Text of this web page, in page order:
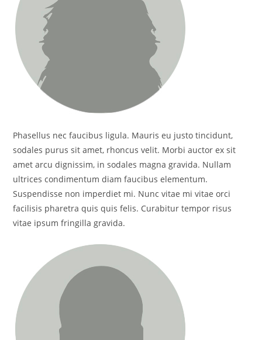
Phasellus nec faucibus ligula. Mauris eu justo tincidunt,
sodales purus sit amet, rhoncus velit. Morbi auctor ex sit
amet arcu dignissim, in sodales magna gravida. Nullam
ultrices condimentum diam faucibus elementum.
Suspendisse non imperdiet mi. Nunc vitae mi vitae orci
facilisis pharetra quis quis felis. Curabitur tempor risus
vitae ipsum fringilla gravida.